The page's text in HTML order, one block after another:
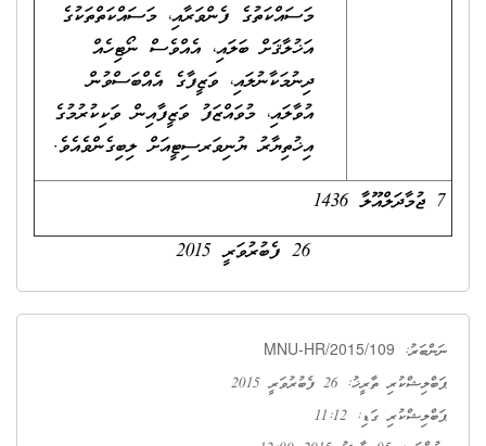
މަސައްކަތުގެ ފެންވަރާއި، މަސައްކަތްތަކުގެ
އަޚުލާޤަށް ބަލައި، އެއްވެސް ނޯޓިހެއް
ދިނުމަކާނުލައި، ވަޒީފާގެ އެއްބަސްވުން
އުވާލައި، މުވައްޒަފު ވަޒީފާއިން ވަކިކުރުމުގެ
އިޚުތިޔާރު ޔުނިވަރސިޓީއަށް ލިބިގެންވެއެވެ.
7 ޖުމާދަލްއޫލާ 1436
26 ފެބުރުވަރީ 2015
ނަންބަރު: MNU-HR/2015/109
ޕަބްލިޝްކުރި ތާރީޚު: 26 ފެބުރުވަރީ 2015
ޕަބްލިޝްކުރި ގަޑި: 11:12